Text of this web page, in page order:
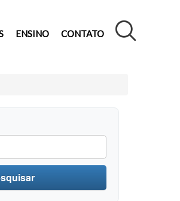
ENSINO CONTATO